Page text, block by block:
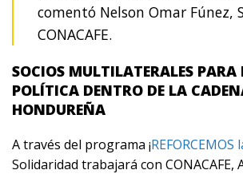
comentó Nelson Omar Fúnez,
CONACAFE.
SOCIOS MULTILATERALES
POLÍTICA DENTRO DE LA
HONDUREÑA
A través del programa ¡
Solidaridad trabajará con CONACAFE,